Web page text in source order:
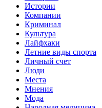
Истории
Компании
Криминал
Культура
Лайфхаки
Летние виды спорта
Личный счет
Люди
Места
Мнения
Мода